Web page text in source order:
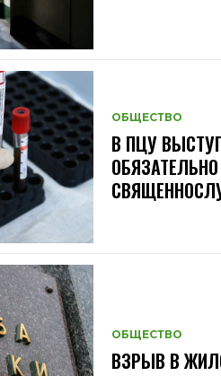
ОБЩЕСТВО
В ПЦУ
ОБЩЕСТВО
ВЗРЫВ В